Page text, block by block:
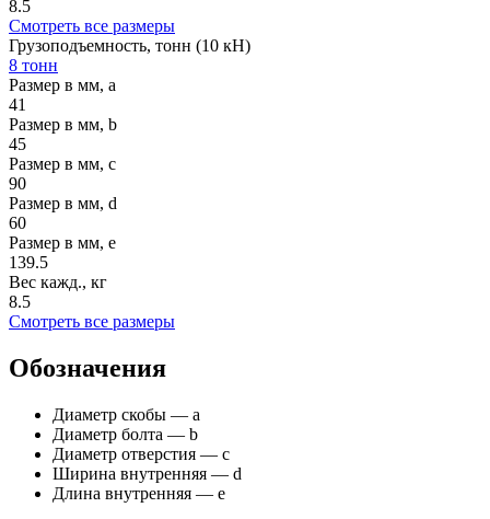
8.5
Смотреть все размеры
Грузоподъемность, тонн (10 кН)
8 тонн
Размер в мм, a
41
Размер в мм, b
45
Размер в мм, c
90
Размер в мм, d
60
Размер в мм, e
139.5
Вес кажд., кг
8.5
Смотреть все размеры
Обозначения
Диаметр скобы — а
Диаметр болта — b
Диаметр отверстия — с
Ширина внутренняя — d
Длина внутренняя — е